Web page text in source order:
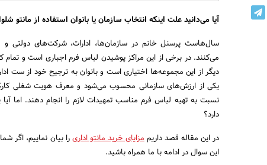
آیا می‌دانید علت اینکه انتخاب سازمان یا بانوان استفاده از
سال‌هاست پرسنل خانم در سازمان‌ها، ادارات، شرکت‌های دولتی
می‌کنند. در برخی از این مراکز پوشیدن لباس فرم اجباری است و
دیگر از این مجموعه‌ها اختیاری است و بانوان به ترجیح خود از ست
یکی از ارزش‌های سازمانی محسوب می‌شود و معرف هویت شغلی
نسبت به تهیه لباس فرم مناسب تمهیدات لازم را انجام دهند. اما
دارد؟
در این مقاله قصد داریممزایای خرید مانتو اداریرا بیان نماییم، اگر
این سوال در ادامه با ما همراه باشید.